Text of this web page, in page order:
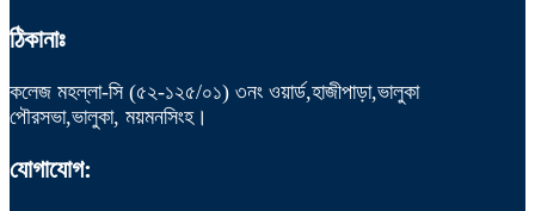
ঠিকানাঃ
কলেজ মহল্লা-সি (৫২-১২৫/০১) ৩নং ওয়ার্ড,হাজীপাড়া,ভালুকা
পৌরসভা,ভালুকা, ময়মনসিংহ।
যোগাযোগ: